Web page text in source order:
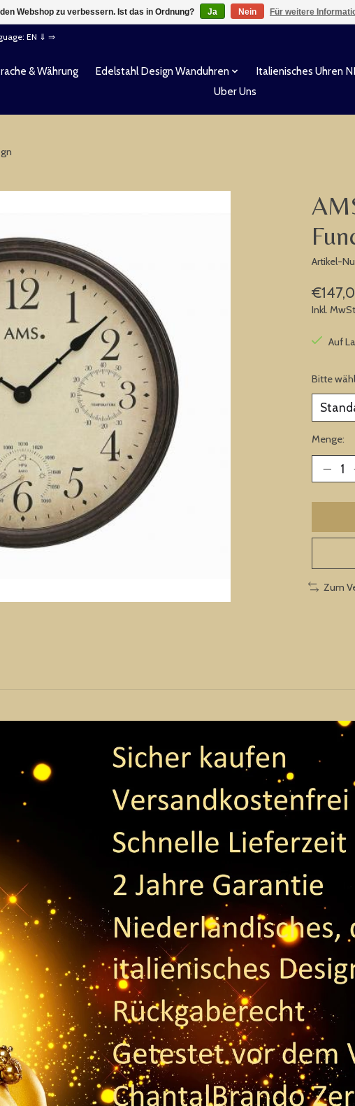
EN ⇓ ⇒
& Währung Edelstahl Design Wanduhren Italienisches Uhren
Uber Uns
Artikel-
Inkl.
Auf
Bitte
Menge:
Zum
Webshop zu verbessern. Ist das in Ordnung? Ja Nein Für weitere